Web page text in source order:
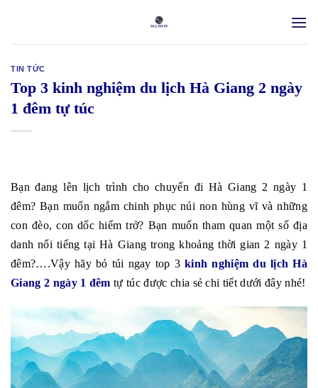
content
TIN TỨC
Top 3 kinh nghiệm du lịch Hà Giang 2 ngày
1 đêm tự túc
Bạn đang lên lịch trình cho chuyến đi Hà Giang 2 ngày 1
đêm? Bạn muốn ngắm chinh phục núi non hùng vĩ và những
con đèo, con dốc hiểm trở? Bạn muốn tham quan một số địa
danh nổi tiếng tại Hà Giang trong khoảng thời gian 2 ngày 1
đêm?….Vậy hãy bỏ túi ngay top 3kinh nghiệm du lịch Hà
Giang 2 ngày 1 đêm tự túc được chia sẻ chi tiết dưới đây nhé!